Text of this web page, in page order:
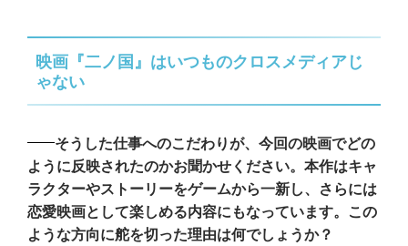
映画『二ノ国』はいつものクロスメディアじ
ゃない
そうした仕事へのこだわりが、今回の映画でどの
ように反映されたのかお聞かせください。本作はキャ
ラクターやストーリーをゲームから一新し、さらには
恋愛映画として楽しめる内容にもなっています。この
ような方向に舵を切った理由は何でしょうか？